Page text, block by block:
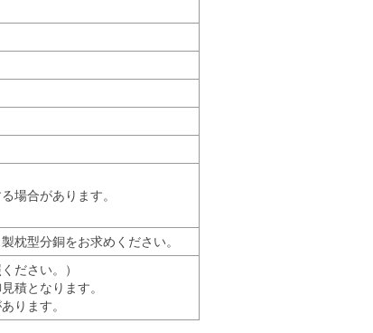
場合があります。
枕型分銅をお求めください。
ださい。）
積となります。
ります。